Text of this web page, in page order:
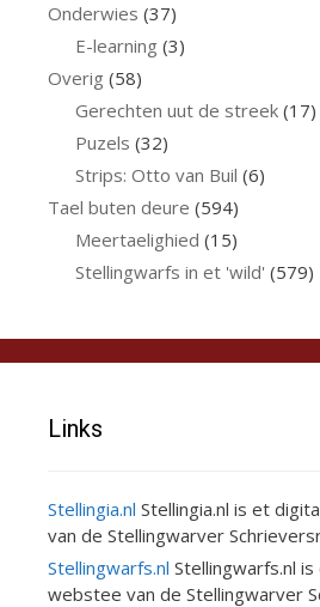
Onderwies (37)
E-learning (3)
Overig (58)
Gerechten uut de streek(17)
Puzels (32)
Strips: Otto van Buil (6)
Tael buten deure (594)
Meertaelighied (15)
Stellingwarfs in et 'wild' (579)
Links
Stellingia.nl Stellingia.nl is et
van de Stellingwarver
Stellingwarfs.nl Stellingwarfs.nl
webstee van de Stellingwarver